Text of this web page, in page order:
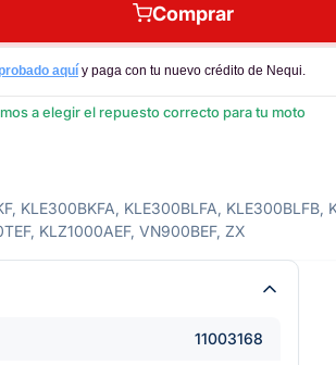
Comprar
aquí y paga con tu nuevo crédito de Nequi.
a elegir el repuesto correcto para tu moto
KLE300BKFA, KLE300BLFA, KLE300BLFB,
KLZ1000AEF, VN900BEF, ZX
11003168